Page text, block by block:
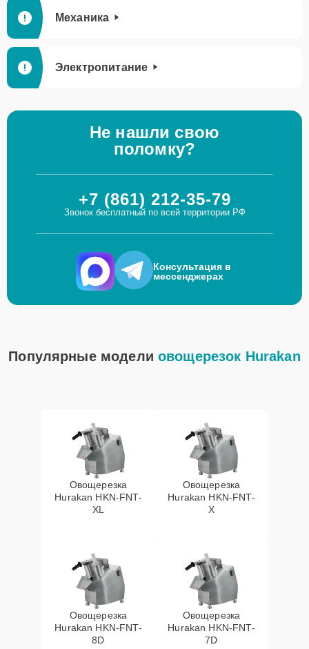
Механика
Электропитание
Не нашли свою
поломку?
+7 (861) 212-35-79
Звонок бесплатный по всей территории РФ
Консультация в
мессенджерах
Популярные модели овощерезок Hurakan
Овощерезка
Hurakan HKN-FNT-
XL
Овощерезка
Hurakan HKN-FNT-
X
Овощерезка
Hurakan HKN-FNT-
8D
Овощерезка
Hurakan HKN-FNT-
7D